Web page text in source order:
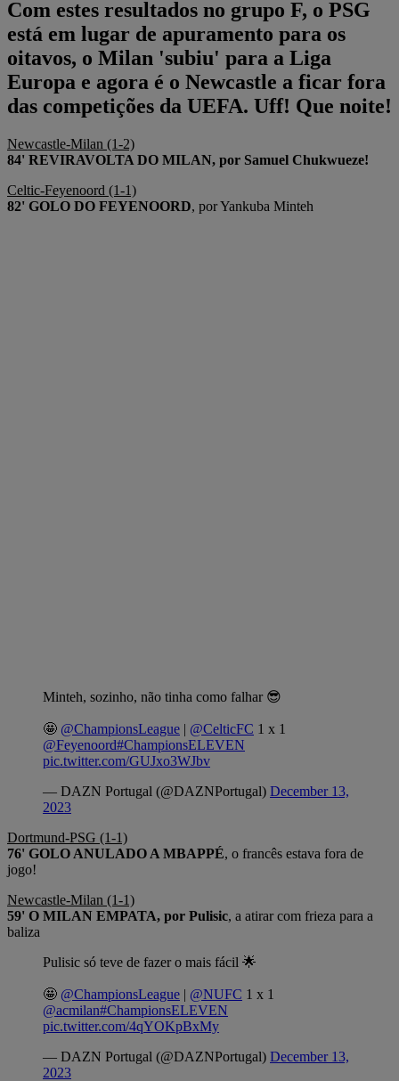
Com estes resultados no grupo F, o PSG
está em lugar de apuramento para os
oitavos, o Milan 'subiu' para a Liga
Europa e agora é o Newcastle a ficar fora
das competições da UEFA. Uff! Que noite!
Newcastle-Milan (1-2)
84' REVIRAVOLTA DO MILAN, por Samuel Chukwueze!
Celtic-Feyenoord (1-1)
82' GOLO DO FEYENOORD, por Yankuba Minteh
Minteh, sozinho, não tinha como falhar 😎
🤩 @ChampionsLeague | @CelticFC 1 x 1
@Feyenoord#ChampionsELEVEN
pic.twitter.com/GUJxo3WJbv
— DAZN Portugal (@DAZNPortugal) December 13,
2023
Dortmund-PSG (1-1)
76' GOLO ANULADO A MBAPPÉ, o francês estava fora de
jogo!
Newcastle-Milan (1-1)
59' O MILAN EMPATA, por Pulisic, a atirar com frieza para a
baliza
Pulisic só teve de fazer o mais fácil 🌟
🤩 @ChampionsLeague | @NUFC 1 x 1
@acmilan#ChampionsELEVEN
pic.twitter.com/4qYOKpBxMy
— DAZN Portugal (@DAZNPortugal) December 13,
2023